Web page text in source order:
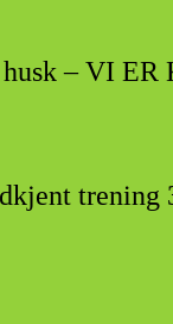
– VI
trening